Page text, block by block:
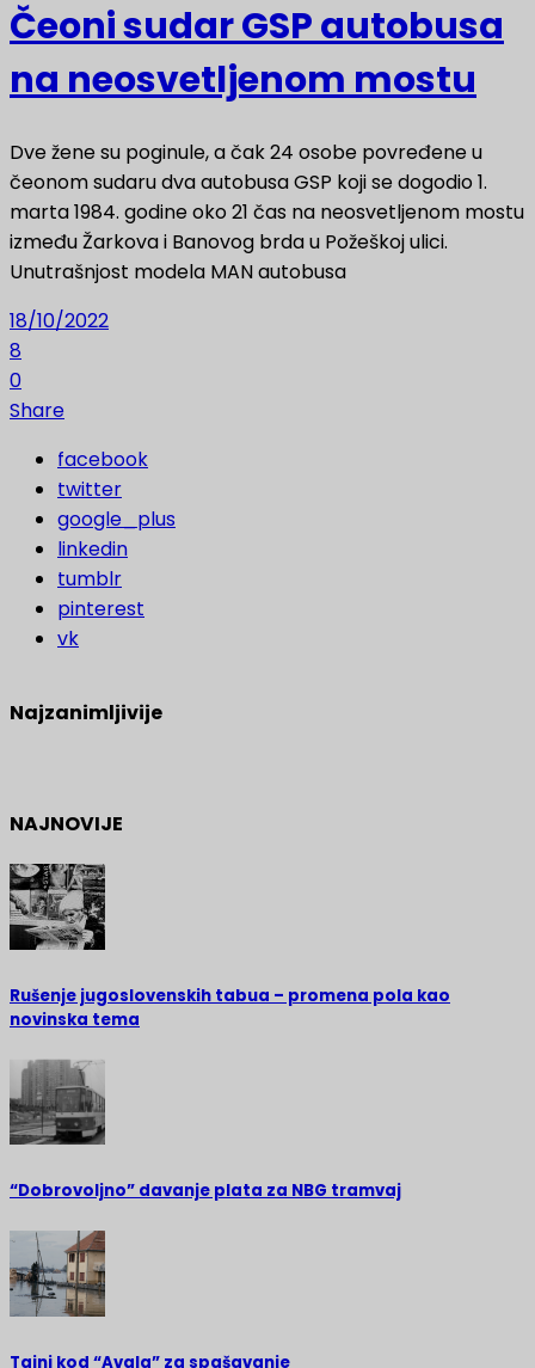
Čeoni sudar GSP autobusa
na neosvetljenom mostu
Dve žene su poginule, a čak 24 osobe povređene u
čeonom sudaru dva autobusa GSP koji se dogodio 1.
marta 1984. godine oko 21 čas na neosvetljenom mostu
između Žarkova i Banovog brda u Požeškoj ulici.
Unutrašnjost modela MAN autobusa
18/10/2022
8
0
Share
facebook
twitter
google_plus
linkedin
tumblr
pinterest
vk
Najzanimljivije
NAJNOVIJE
Rušenje jugoslovenskih tabua – promena pola kao
novinska tema
“Dobrovoljno” davanje plata za NBG tramvaj
Tajni kod “Avala” za spašavanje